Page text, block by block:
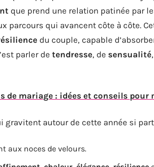
que prend une relation patinée par
parcours qui avancent côte à côte.
du couple, capable
parler de tendresse, de sensualité
de mariage : idées et conseils pour
gravitent autour de cette année si
aux noces de velours.